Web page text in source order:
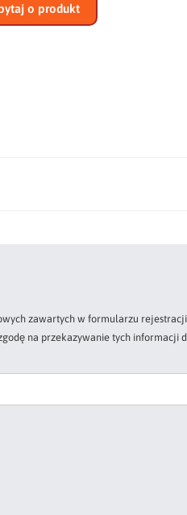
o produkt
zawartych w formularzu
na przekazywanie tych informacji